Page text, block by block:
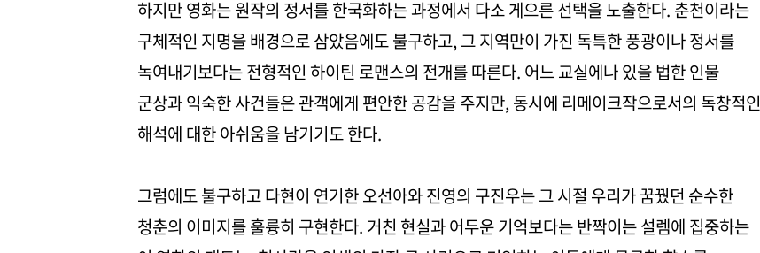
하지만 영화는 원작의 정서를 한국화하는 과정에서 다소 게으른 선택을 노출한다. 춘천이라는
구체적인 지명을 배경으로 삼았음에도 불구하고, 그 지역만이 가진 독특한 풍광이나 정서를
녹여내기보다는 전형적인 하이틴 로맨스의 전개를 따른다. 어느 교실에나 있을 법한 인물
군상과 익숙한 사건들은 관객에게 편안한 공감을 주지만, 동시에 리메이크작으로서의 독창적인
해석에 대한 아쉬움을 남기기도 한다.
그럼에도 불구하고 다현이 연기한 오선아와 진영의 구진우는 그 시절 우리가 꿈꿨던 순수한
청춘의 이미지를 훌륭히 구현한다. 거친 현실과 어두운 기억보다는 반짝이는 설렘에 집중하는